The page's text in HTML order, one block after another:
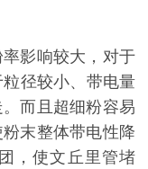
影响较大，对于
径较小、带电量
而且超细粉容易
末整体带电性降
，使文丘里管堵